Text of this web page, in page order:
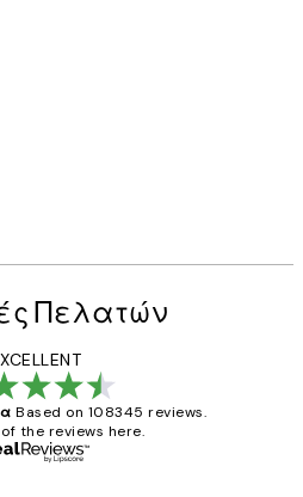
Πελατών
Based on 108345 reviews.
the reviews here.